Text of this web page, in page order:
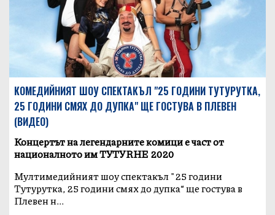
КОМЕДИЙНИЯТ ШОУ СПЕКТАКЪЛ "25 ГОДИНИ ТУТУРУТКА,
25 ГОДИНИ СМЯХ ДО ДУПКА" ЩЕ ГОСТУВА В ПЛЕВЕН
(ВИДЕО)
Концертът на легендарните комици е част от
националното им ТУТУRНЕ 2020
Мултимедийният шоу спектакъл "25 години
Тутурутка, 25 години смях до дупка“ ще гостува в
Плевен н...